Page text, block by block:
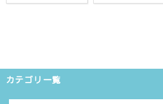
カテゴリ一覧